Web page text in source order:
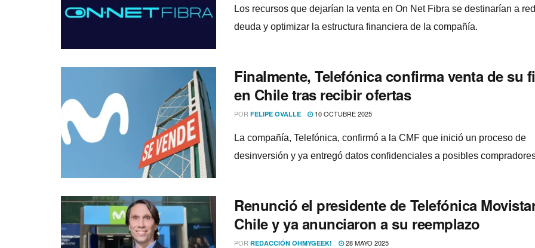
Los recursos que dejarían la venta en On Net Fibra se destinarían a
deuda y optimizar la estructura financiera de la compañía.
Finalmente, Telefónica confirma venta de su
en Chile tras recibir ofertas
POR FELIPE OVALLE 10 OCTUBRE 2025
La compañía, Telefónica, confirmó a la CMF que inició un proceso de
desinversión y ya entregó datos confidenciales a posibles
Renunció el presidente de Telefónica
Chile y ya anunciaron a su reemplazo
POR REDACCIÓN OHMYGEEK! 28 MAYO 2025